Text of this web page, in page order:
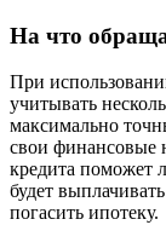
На что
При
учитывать
максимально
свои финансовые
кредита поможет
будет
погасить ипотеку.